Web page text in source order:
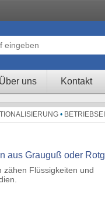
Über uns Kontakt
•
aus Grauguß oder
zähen Flüssigkeiten und